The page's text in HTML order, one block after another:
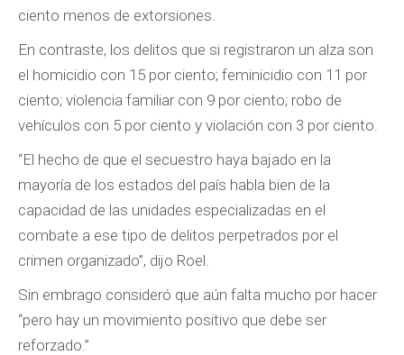
ciento menos de extorsiones.
En contraste, los delitos que si registraron un alza son
el homicidio con 15 por ciento; feminicidio con 11 por
ciento; violencia familiar con 9 por ciento; robo de
vehículos con 5 por ciento y violación con 3 por ciento.
“El hecho de que el secuestro haya bajado en la
mayoría de los estados del país habla bien de la
capacidad de las unidades especializadas en el
combate a ese tipo de delitos perpetrados por el
crimen organizado”, dijo Roel.
Sin embrago consideró que aún falta mucho por hacer
“pero hay un movimiento positivo que debe ser
reforzado.”